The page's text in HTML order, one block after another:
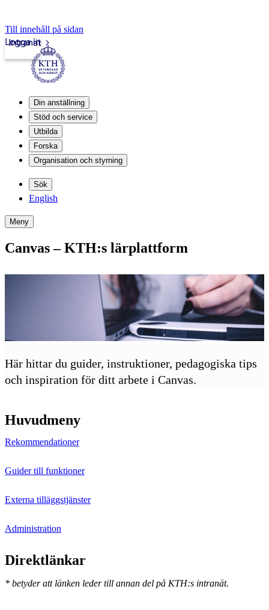
Till innehåll på sidan
Intranät
Logga in
Din anställning
Stöd och service
Utbilda
Forska
Organisation och styrning
Sök
English
Meny
Canvas – KTH:s lärplattform
Här hittar du guider, instruktioner, pedagogiska tips
och inspiration för ditt arbete i Canvas.
Huvudmeny
Rekommendationer
Guider till funktioner
Externa tilläggstjänster
Administration
Direktlänkar
* betyder att länken leder till annan del på KTH:s intranät.